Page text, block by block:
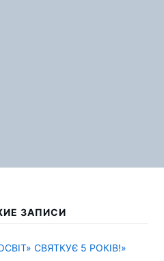
ЗАПИСИ
СВЯТКУЄ 5 РОКІВ!»